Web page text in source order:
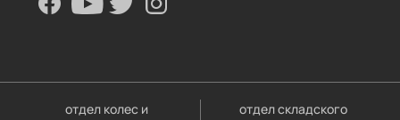
отдел колес и
отдел складского